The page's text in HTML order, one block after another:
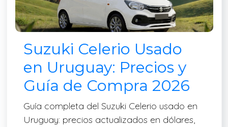
Suzuki Celerio Usado
en Uruguay: Precios y
Guía de Compra 2026
Guía completa del Suzuki Celerio usado en
Uruguay: precios actualizados en dólares,